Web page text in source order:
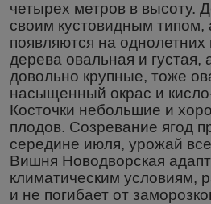
четырех метров в высоту.
своим кустовидным типом,
появляются на
дерева овальная и густая,
довольно крупные, тоже
насыщенный окрас и
Косточки небольшие и
плодов. Созревание ягод
середине июля, урожай
Вишня Новодворская
климатическим условиям,
и не погибает от